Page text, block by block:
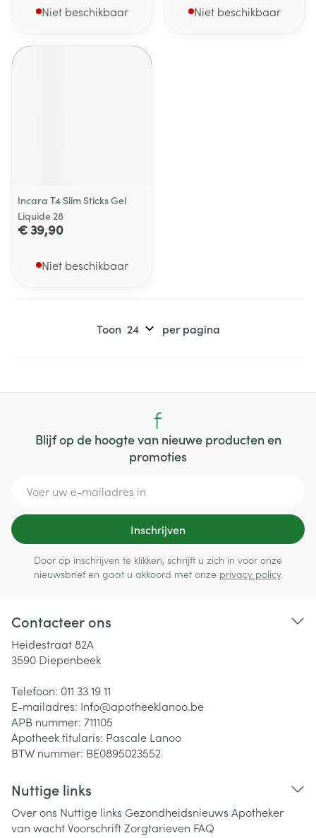
Niet beschikbaar Niet beschikbaar
Incara T4 Slim Sticks Gel
Liquide 28
€ 39,90
Niet beschikbaar
Toon per pagina
Blijf op de hoogte van nieuwe producten en
promoties
Inschrijven
Door op inschrijven te klikken, schrijft u zich in voor onze
nieuwsbrief en gaat u akkoord met onze privacy policy.
Contacteer ons
Heidestraat 82A
3590 Diepenbeek
Telefoon: 011 33 19 11
E-mailadres: Info@apotheeklanoo.be
APB nummer: 711105
Apotheek titularis: Pascale Lanoo
BTW nummer: BE0895023552
Nuttige links
Over ons Nuttige links Gezondheidsnieuws Apotheker
van wachtVoorschriftZorgtarieven FAQ